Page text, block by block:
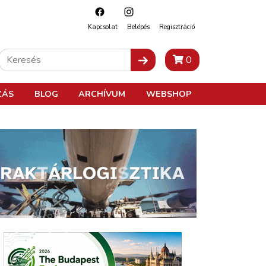
Kapcsolat Belépés Regisztráció
0
BLOG ARCHÍVUM WEBSHOP